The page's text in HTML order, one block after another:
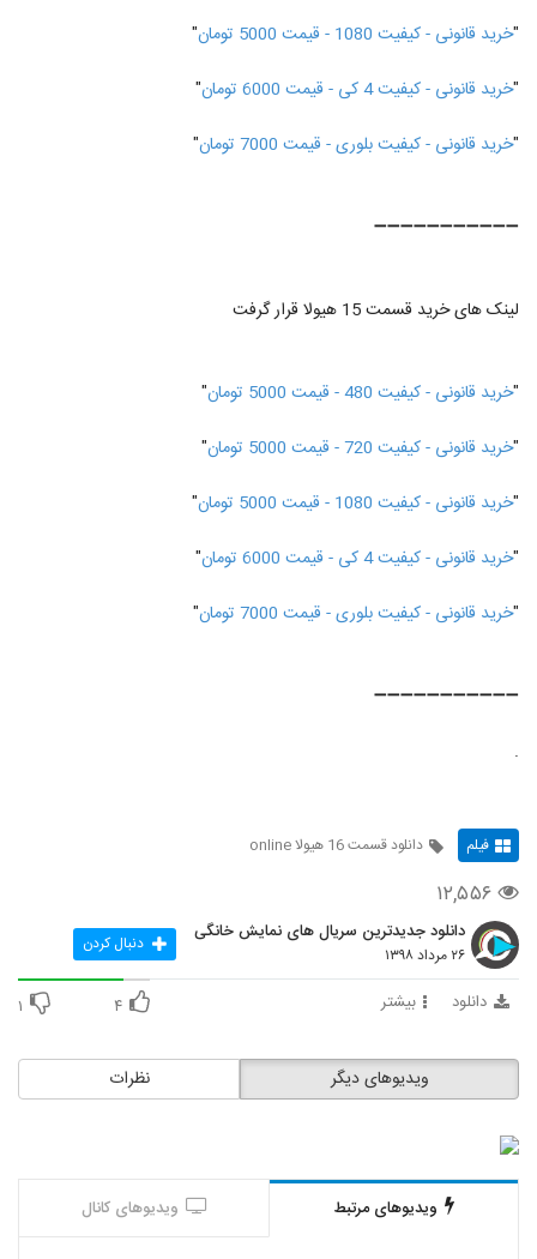
"خرید قانونی - کیفیت 1080 - قیمت 5000 تومان
"
"خرید قانونی - کیفیت 4 کی - قیمت 6000 تومان
"
"خرید قانونی - کیفیت بلوری - قیمت 7000 تومان "
➖➖➖➖➖➖➖➖➖➖➖
لینک های خرید قسمت 15 هیولا قرار گرفت
"خرید قانونی - کیفیت 480 - قیمت 5000 تومان
"
"خرید قانونی - کیفیت 720 - قیمت 5000 تومان
"
"خرید قانونی - کیفیت 1080 - قیمت 5000 تومان
"
"خرید قانونی - کیفیت 4 کی - قیمت 6000 تومان
"
"خرید قانونی - کیفیت بلوری - قیمت 7000 تومان "
➖➖➖➖➖➖➖➖➖➖➖
.
فیلم دانلود قسمت 16 هیولا online
۱۲,۵۵۶
دانلود جدیدترین سریال های نمایش خانگی
۲۶ مرداد ۱۳۹۸ دنبال کردن
دانلود بیشتر ۴ ۱
نظرات ویدیوهای دیگر
ویدیوهای مرتبط ویدیوهای کانال